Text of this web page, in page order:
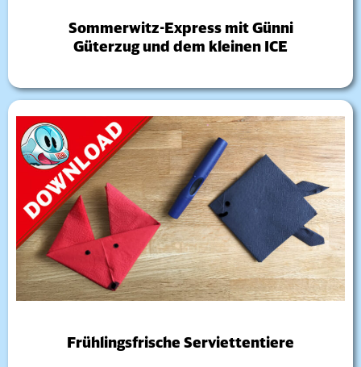
Sommerwitz-Express mit Günni
Güterzug und dem kleinen ICE
Frühlingsfrische Serviettentiere